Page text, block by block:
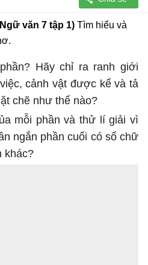
văn 7 tập 1) Tìm hiểu và
Hãy chỉ ra ranh giới
cảnh vật được kể và tả
chẽ như thế nào?
mỗi phần và thử lí giải vì
ngắn phần cuối có số chữ
khác?